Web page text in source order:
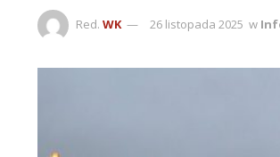
Red. WK 26 listopada 2025 w